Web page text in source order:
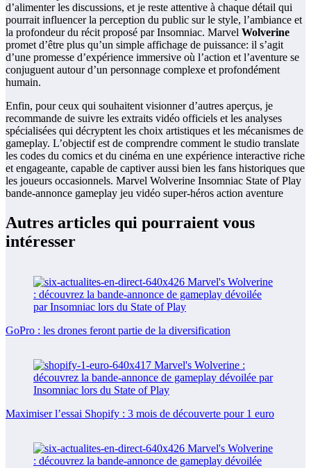
d’alimenter les discussions, et je reste attentive à chaque détail qui
pourrait influencer la perception du public sur le style, l’ambiance et
la profondeur du récit proposé par Insomniac. Marvel Wolverine
promet d’être plus qu’un simple affichage de puissance: il s’agit
d’une promesse d’expérience immersive où l’action et l’aventure se
conjuguent autour d’un personnage complexe et profondément
humain.
Enfin, pour ceux qui souhaitent visionner d’autres aperçus, je
recommande de suivre les extraits vidéo officiels et les analyses
spécialisées qui décryptent les choix artistiques et les mécanismes de
gameplay. L’objectif est de comprendre comment le studio translate
les codes du comics et du cinéma en une expérience interactive riche
et engageante, capable de captiver aussi bien les fans historiques que
les joueurs occasionnels. Marvel Wolverine Insomniac State of Play
bande-annonce gameplay jeu vidéo super-héros action aventure
Autres articles qui pourraient vous
intéresser
GoPro : les drones feront partie de la diversification
Maximiser l’essai Shopify : 3 mois de découverte pour 1 euro